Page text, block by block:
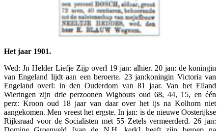
Het jaar 1901.
Wed: Jn Helder Liefje Zijp overl 19 jan: alhier. 20 jan: de koningin
van Engeland lijdt aan een beroerte. 23 jan:koningin Victoria van
Engeland overl: in den Ouderdom van 81 jaar. Van het Eiland
Wieringen zijn drie perzoonen Wigbouts oud 68, 44, 15, en één
perz: Kroon oud 18 jaar van daar over het ijs na Kolhorn niet
aangekomen. Men vreest het ergste. In jan: is de nieuwe Oosterijkse
Rijksraad voor de Socialisten met 55 Zetels vermeerderd. 26 jan: